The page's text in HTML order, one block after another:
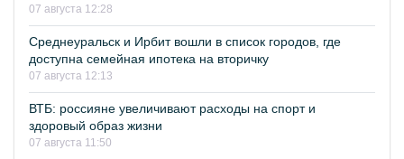
07 августа 12:28
Среднеуральск и Ирбит вошли в список городов, где
доступна семейная ипотека на вторичку
07 августа 12:13
ВТБ: россияне увеличивают расходы на спорт и
здоровый образ жизни
07 августа 11:50